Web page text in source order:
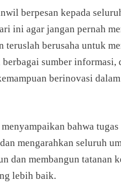
berpesan kepada
ini agar jangan pernah
teruslah berusaha untuk
sumber informasi,
berinovasi
bahwa
mengarahkan seluruh
dan membangun tatanan
lebih baik.